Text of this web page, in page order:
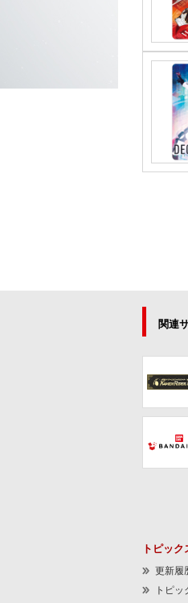
関連
トピッ
更新履
トピッ